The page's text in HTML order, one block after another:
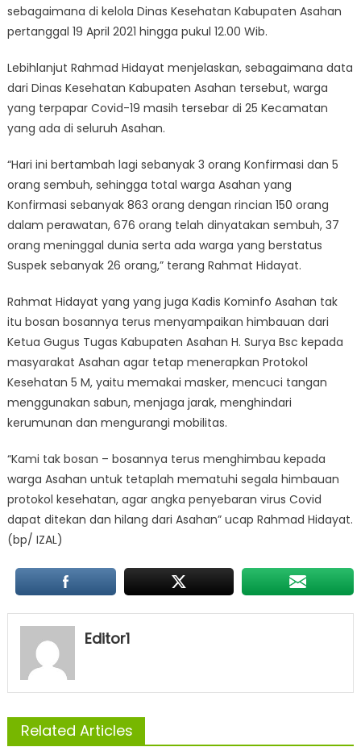
sebagaimana di kelola Dinas Kesehatan Kabupaten Asahan
pertanggal 19 April 2021 hingga pukul 12.00 Wib.
Lebihlanjut Rahmad Hidayat menjelaskan, sebagaimana data
dari Dinas Kesehatan Kabupaten Asahan tersebut, warga
yang terpapar Covid-19 masih tersebar di 25 Kecamatan
yang ada di seluruh Asahan.
“Hari ini bertambah lagi sebanyak 3 orang Konfirmasi dan 5
orang sembuh, sehingga total warga Asahan yang
Konfirmasi sebanyak 863 orang dengan rincian 150 orang
dalam perawatan, 676 orang telah dinyatakan sembuh, 37
orang meninggal dunia serta ada warga yang berstatus
Suspek sebanyak 26 orang,” terang Rahmat Hidayat.
Rahmat Hidayat yang yang juga Kadis Kominfo Asahan tak
itu bosan bosannya terus menyampaikan himbauan dari
Ketua Gugus Tugas Kabupaten Asahan H. Surya Bsc kepada
masyarakat Asahan agar tetap menerapkan Protokol
Kesehatan 5 M, yaitu memakai masker, mencuci tangan
menggunakan sabun, menjaga jarak, menghindari
kerumunan dan mengurangi mobilitas.
“Kami tak bosan – bosannya terus menghimbau kepada
warga Asahan untuk tetaplah mematuhi segala himbauan
protokol kesehatan, agar angka penyebaran virus Covid
dapat ditekan dan hilang dari Asahan” ucap Rahmad Hidayat.
(bp/ IZAL)
Editor1
Related Articles